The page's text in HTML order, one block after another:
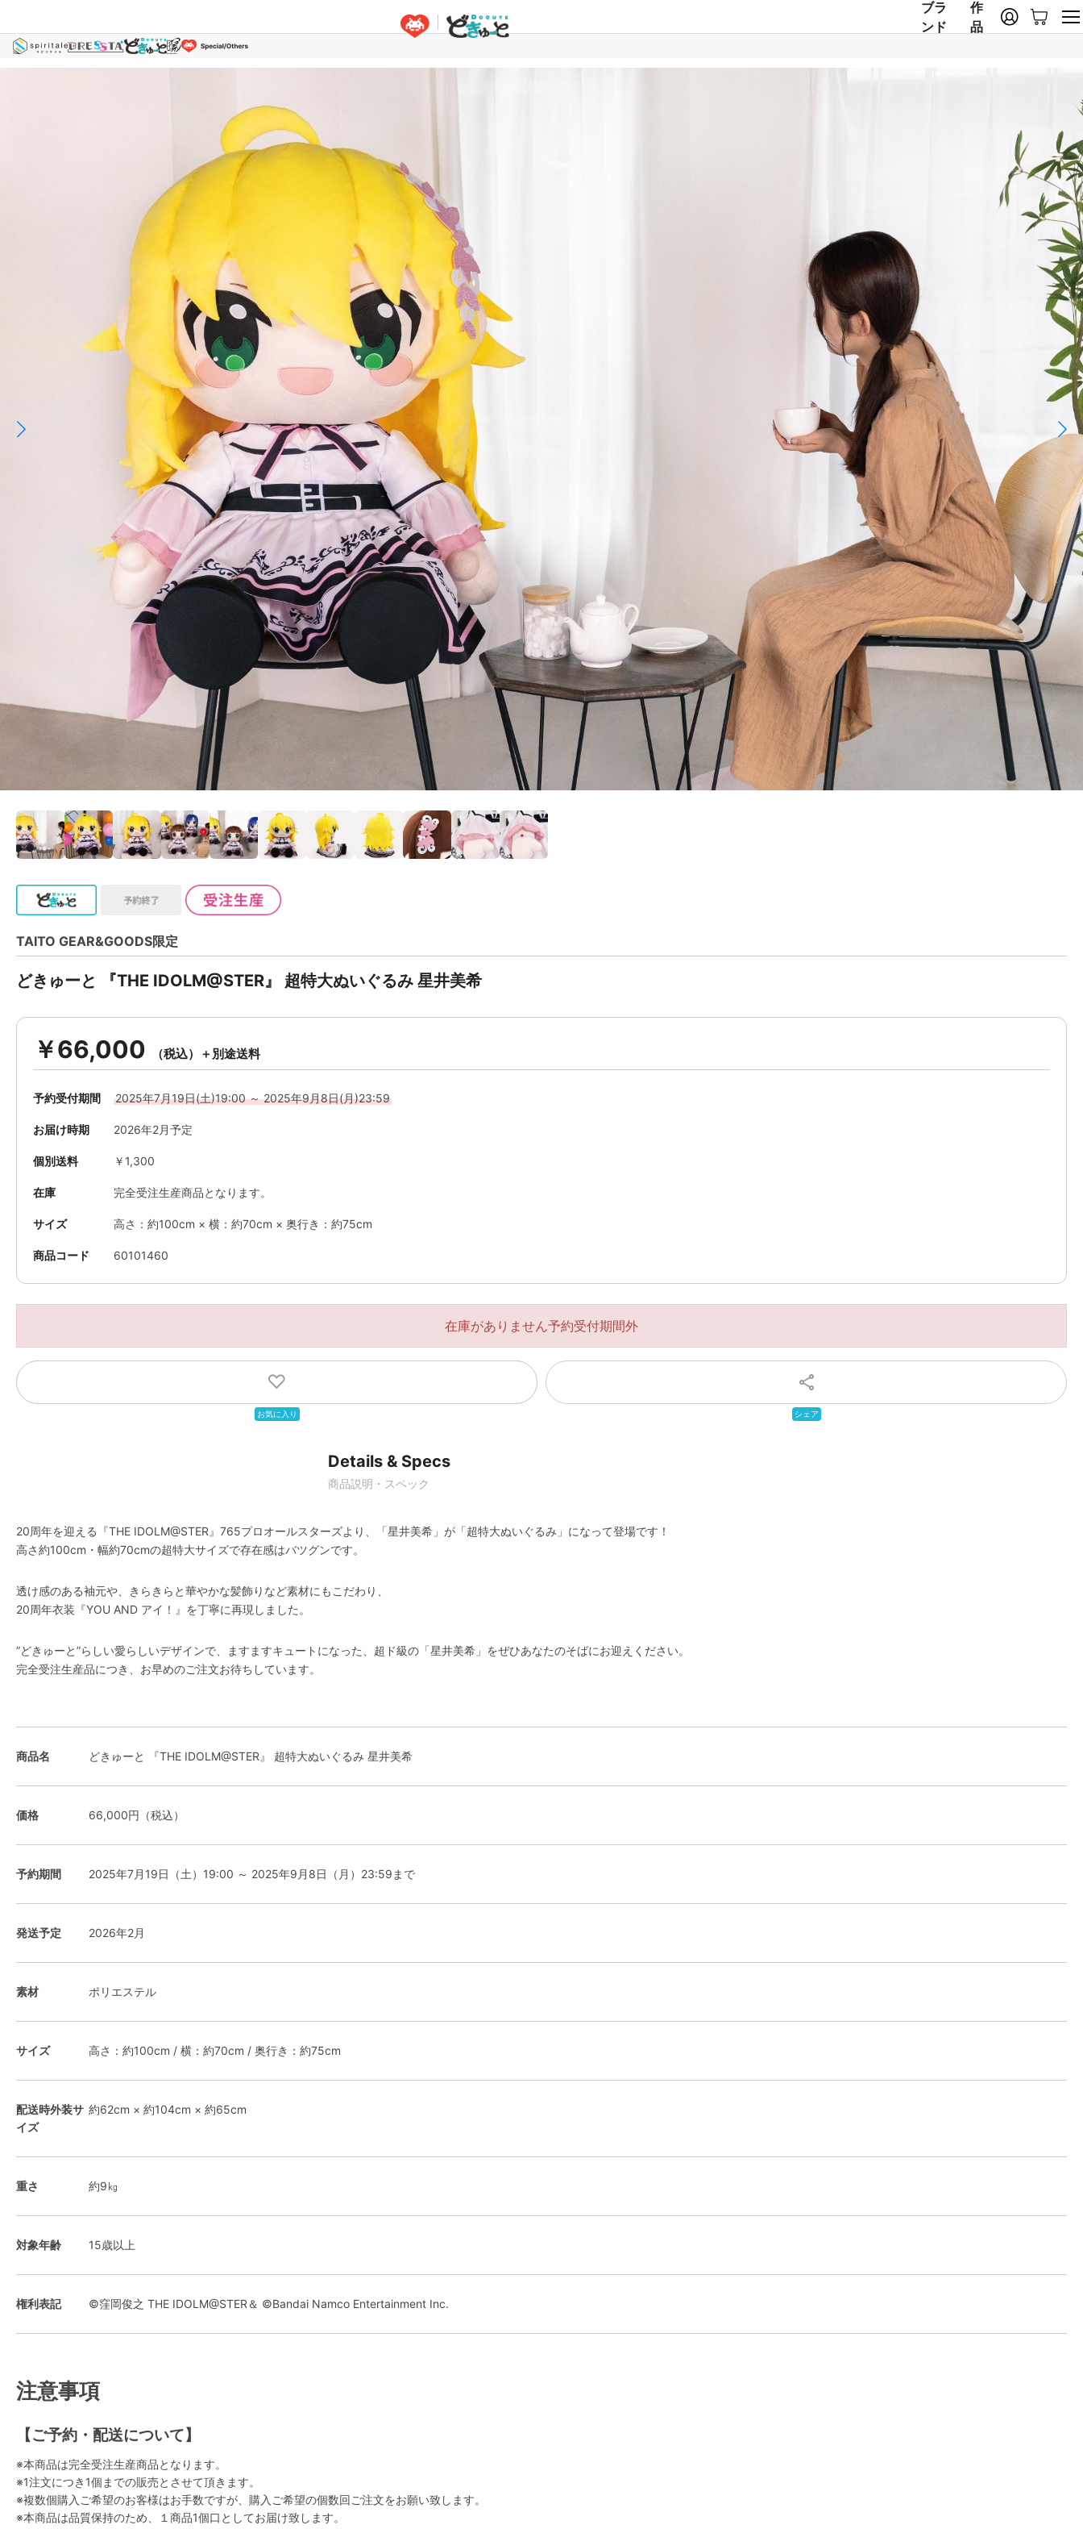
ブラ
ンド
作
品
どきゅーと 『THE IDOLM@STER』 超特大ぬいぐるみ 星井美希
TAITO GEAR&GOODS限定
￥66,000
商品コード 60101460
予約受付期間 2025年7月19日(土)19:00 ～ 2025年9月8日(月)23:59
お届け時期 2026年2月予定
サイズ 高さ：約100cm × 横：約70cm × 奥行き：約75cm
個別送料 ￥1,300
在庫 完全受注生産商品となります。
在庫がありません
Details & Specs
商品説明・スペック
20周年を迎える『THE IDOLM@STER』765プロオールスターズより、「星井美希」が「超特大ぬいぐるみ」になって登場です！
高さ約100cm・幅約70cmの超特大サイズで存在感はバツグンです。
透け感のある袖元や、きらきらと華やかな髪飾りなど素材にもこだわり、
20周年衣装『YOU AND アイ！』を丁寧に再現しました。
”どきゅーと”らしい愛らしいデザインで、ますますキュートになった、超ド級の「星井美希」をぜひあなたのそばにお迎えください。
完全受注生産品につき、お早めのご注文お待ちしています。
商品名 どきゅーと 『THE IDOLM@STER』 超特大ぬいぐるみ 星井美希
価格 66,000円（税込）
予約期間 2025年7月19日（土）19:00 ～ 2025年9月8日（月）23:59まで
発送予定 2026年2月
素材 ポリエステル
サイズ 高さ：約100cm / 横：約70cm / 奥行き：約75cm
配送時外装サ
イズ
約62cm × 約104cm × 約65cm
重さ 約9㎏
対象年齢 15歳以上
権利表記 ©窪岡俊之 THE IDOLM@STER＆ ©Bandai Namco Entertainment Inc.
注意事項
【ご予約・配送について】
※本商品は完全受注生産商品となります。
※1注文につき1個までの販売とさせて頂きます。
※複数個購入ご希望のお客様はお手数ですが、購入ご希望の個数回ご注文をお願い致します。
※本商品は品質保持のため、１商品1個口としてお届け致します。